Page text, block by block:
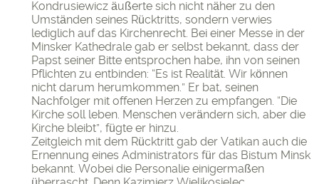
Kondrusiewicz äußerte sich nicht näher zu den
Umständen seines Rücktritts, sondern verwies
lediglich auf das Kirchenrecht. Bei einer Messe in der
Minsker Kathedrale gab er selbst bekannt, dass der
Papst seiner Bitte entsprochen habe, ihn von seinen
Pflichten zu entbinden: “Es ist Realität. Wir können
nicht darum herumkommen.” Er bat, seinen
Nachfolger mit offenen Herzen zu empfangen. “Die
Kirche soll leben. Menschen verändern sich, aber die
Kirche bleibt”, fügte er hinzu.
Zeitgleich mit dem Rücktritt gab der Vatikan auch die
Ernennung eines Administrators für das Bistum Minsk
bekannt. Wobei die Personalie einigermaßen